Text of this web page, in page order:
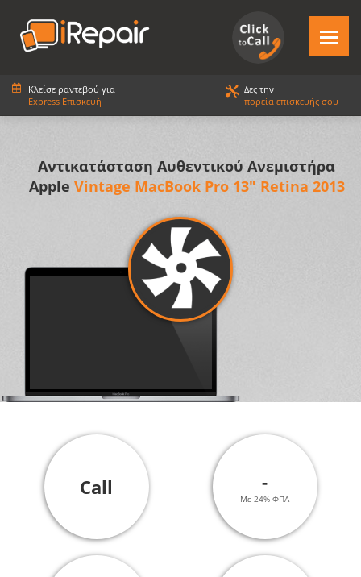
Κλείσε ραντεβού για
Express Επισκευή
Δες την
πορεία επισκευής σου
Αντικατάσταση Αυθεντικού Ανεμιστήρα
Apple Vintage MacBook Pro 13" Retina 2013
Call -
Με 24% ΦΠΑ